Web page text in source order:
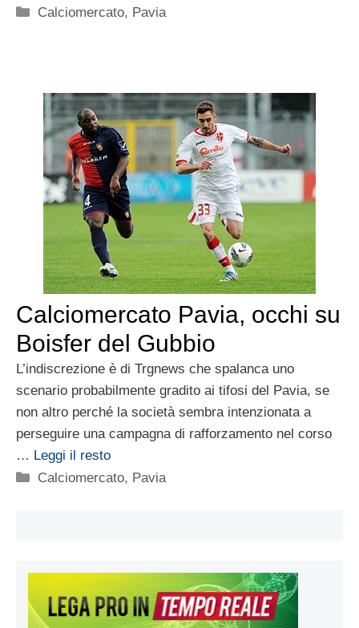
Categorie
Calciomercato, Pavia
Calciomercato Pavia, occhi su
Boisfer del Gubbio
L’indiscrezione è di Trgnews che spalanca uno
scenario probabilmente gradito ai tifosi del Pavia, se
non altro perché la società sembra intenzionata a
perseguire una campagna di rafforzamento nel corso
… Leggi il resto
Categorie
Calciomercato, Pavia